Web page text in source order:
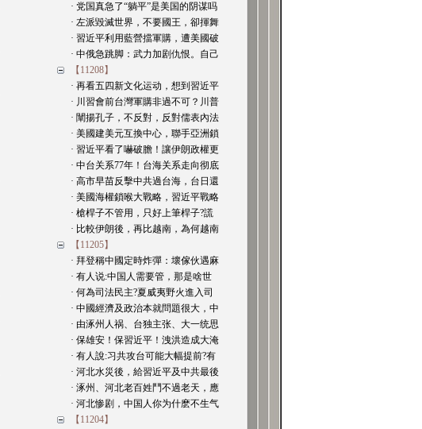
· 党国真急了“躺平”是美国的阴谋吗
· 左派毀滅世界，不要國王，卻揮舞
· 習近平利用藍營擋軍購，遭美國破
· 中俄急跳脚：武力加剧仇恨。自己
【11208】
· 再看五四新文化运动，想到習近平
· 川習會前台灣軍購非過不可？川普
· 闡揚孔子，不反對，反對儒表內法
· 美國建美元互換中心，聯手亞洲鎖
· 習近平看了嚇破膽！讓伊朗政權更
· 中台关系77年！台海关系走向彻底
· 高市早苗反擊中共過台海，台日還
· 美國海權鎖喉大戰略，習近平戰略
· 槍桿子不管用，只好上筆桿子?謊
· 比較伊朗後，再比越南，為何越南
【11205】
· 拜登稱中國定時炸彈：壞傢伙遇麻
· 有人说:中国人需要管，那是啥世
· 何為司法民主?夏威夷野火進入司
· 中國經濟及政治本就問題很大，中
· 由涿州人祸、台独主张、大一统思
· 保雄安！保習近平！洩洪造成大淹
· 有人說:习共攻台可能大幅提前?有
· 河北水災後，給習近平及中共最後
· 涿州、河北老百姓鬥不過老天，應
· 河北惨剧，中国人你为什麽不生气
【11204】